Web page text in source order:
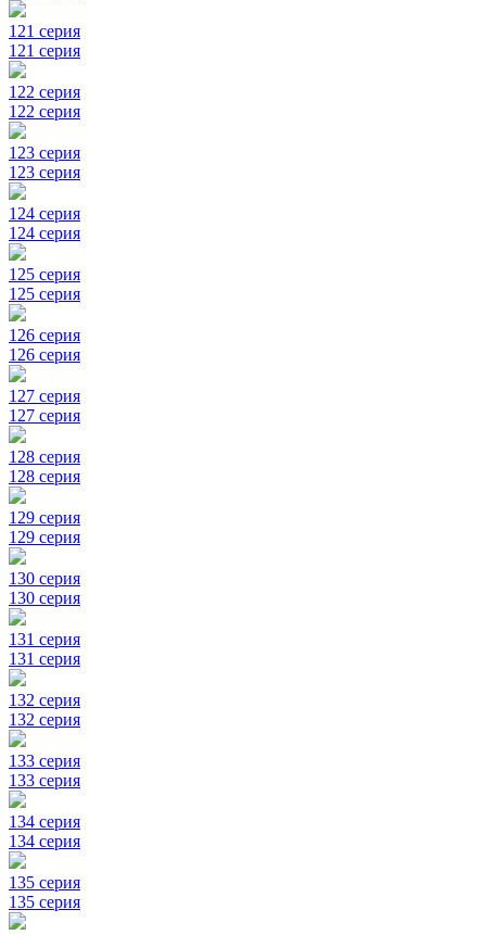
121 серия
121 серия
122 серия
122 серия
123 серия
123 серия
124 серия
124 серия
125 серия
125 серия
126 серия
126 серия
127 серия
127 серия
128 серия
128 серия
129 серия
129 серия
130 серия
130 серия
131 серия
131 серия
132 серия
132 серия
133 серия
133 серия
134 серия
134 серия
135 серия
135 серия